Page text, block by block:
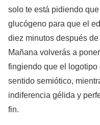
solo te está pidiendo
glucógeno para que el
diez minutos después
Mañana volverás a
fingiendo que el
sentido semiótico,
indiferencia gélida y
fin.